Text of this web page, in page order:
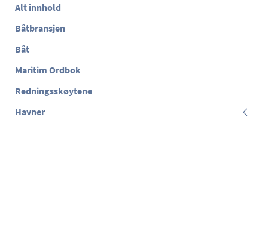
Alt innhold
Båtbransjen
Båt
Maritim Ordbok
Redningsskøytene
Havner